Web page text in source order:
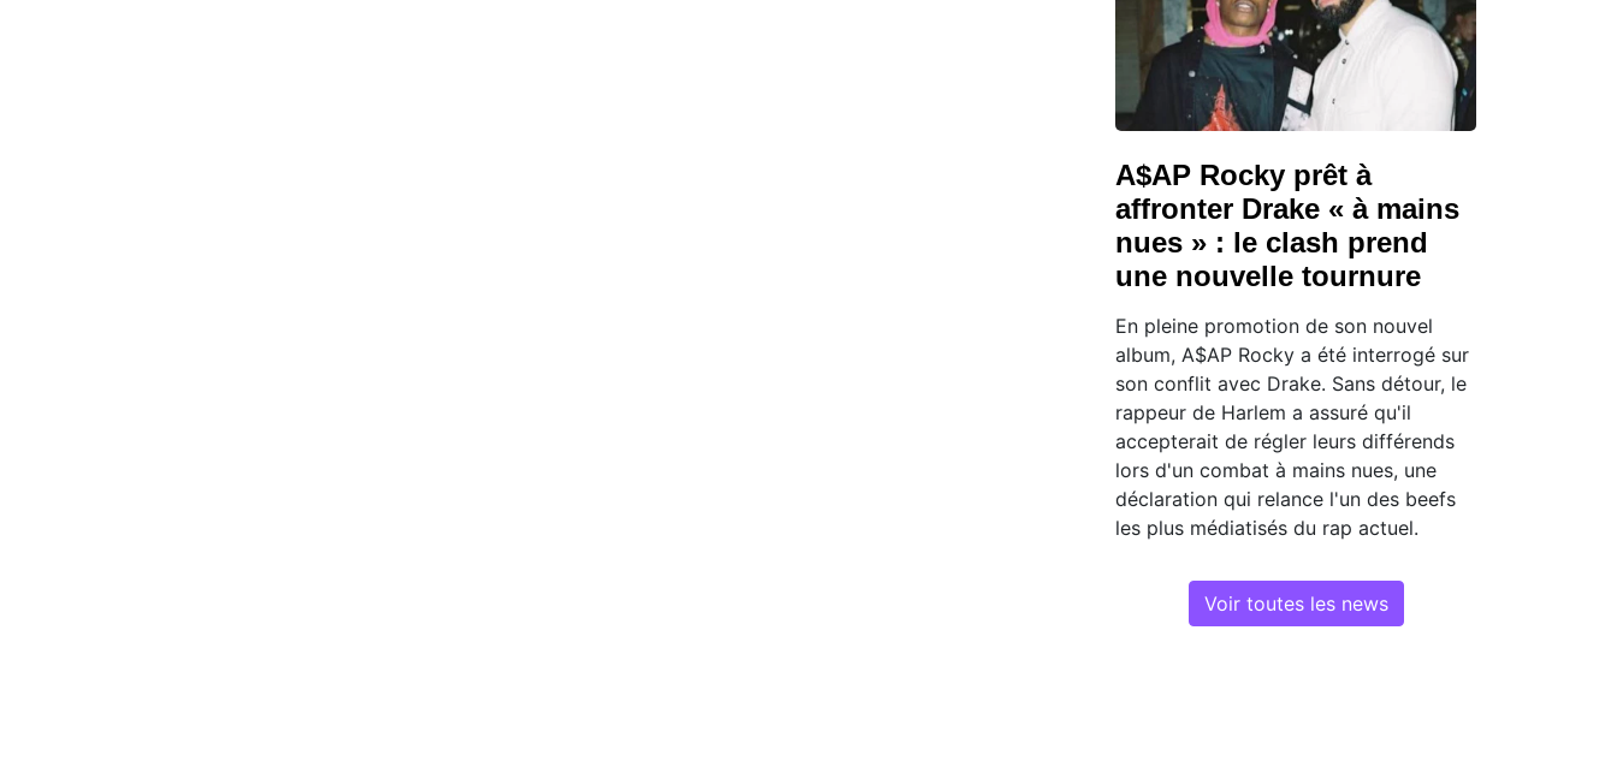
A$AP Rocky prêt à
affronter Drake « à mains
nues » : le clash prend
une nouvelle tournure
En pleine promotion de son nouvel
album, A$AP Rocky a été interrogé sur
son conflit avec Drake. Sans détour, le
rappeur de Harlem a assuré qu'il
accepterait de régler leurs différends
lors d'un combat à mains nues, une
déclaration qui relance l'un des beefs
les plus médiatisés du rap actuel.
Voir toutes les news